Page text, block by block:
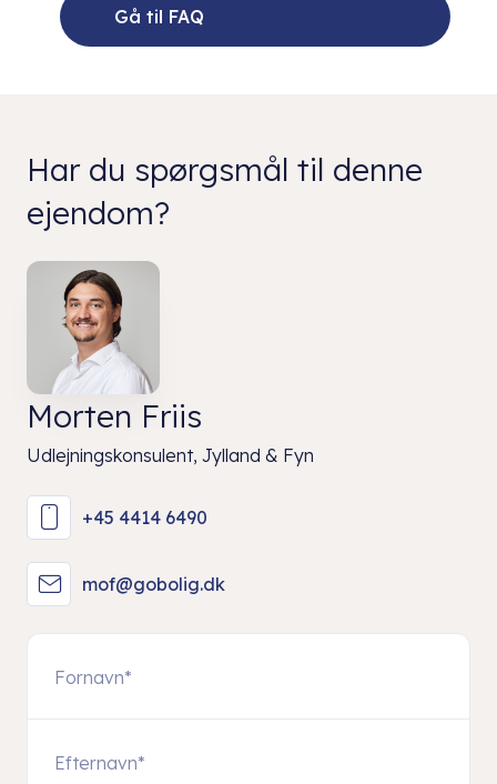
Gå til FAQ
Har du spørgsmål til denne
ejendom?
Morten Friis
Udlejningskonsulent, Jylland & Fyn
+45 4414 6490
mof@gobolig.dk